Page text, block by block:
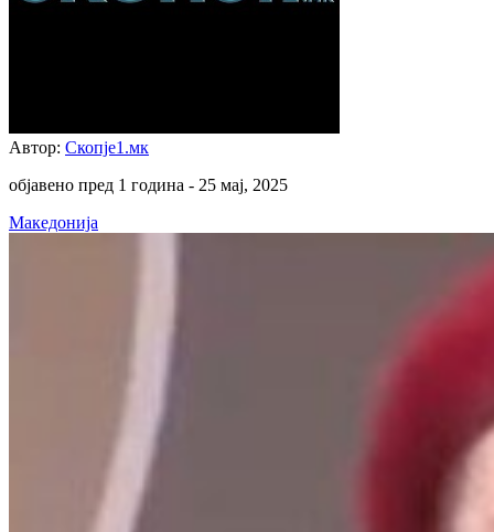
Автор: Скопје1.мк
објавено пред 1 година - 25 мај, 2025
Македонија